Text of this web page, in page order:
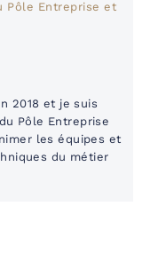
Pôle Entreprise et
2018 et je suis
Pôle Entreprise
les équipes et
du métier